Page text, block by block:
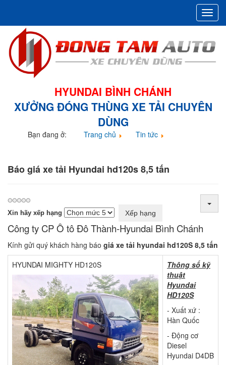
HYUNDAI BÌNH CHÁNH
XƯỞNG ĐÓNG THÙNG XE TẢI CHUYÊN
DÙNG
Bạn đang ở: Trang chủ
Tin tức
Báo giá xe tải Hyundai hd120s 8,5 tấn
Xin hãy xếp hạng
Công ty CP Ô tô Đô Thành-Hyundai Bình Chánh
Kính gửi quý khách hàng báo giá xe tải hyundai hd120S 8,5 tấn
HYUNDAI MIGHTY HD120S
Thông số kỹ
thuật
Hyundai
HD120S
- Xuất xứ :
Hàn Quốc
- Động cơ
Diesel
Hyundai D4DB